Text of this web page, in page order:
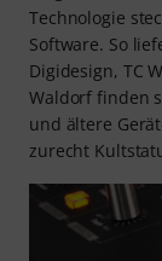
Technologie
Software. So
Digidesign, TC
Waldorf finden
und ältere
zurecht